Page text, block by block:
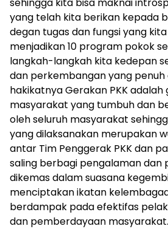
yang telah kita berikan kepada
degan tugas dan fungsi yang
menjadikan 10 program pokok
langkah-langkah kita kedepan
dan perkembangan yang penuh
hakikatnya Gerakan PKK adalah
masyarakat yang tumbuh dan
oleh seluruh masyarakat
yang dilaksanakan merupakan
antar Tim Penggerak PKK dan
saling berbagi pengalaman dan
dikemas dalam suasana
menciptakan ikatan
berdampak pada efektifas
dan pemberdayaan masyarakat.